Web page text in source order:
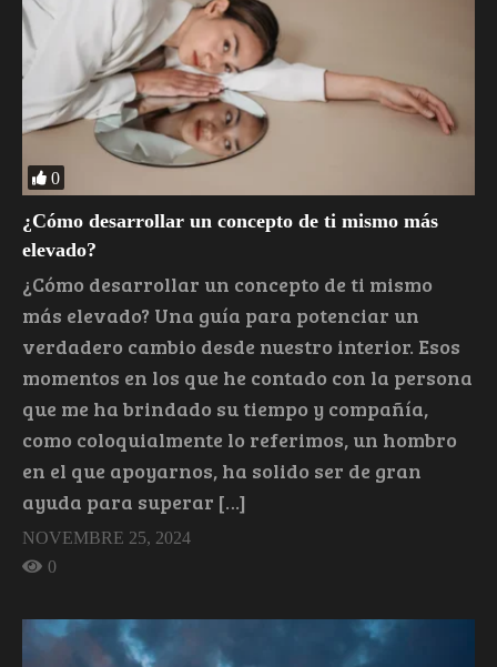
0
¿Cómo desarrollar un concepto de ti mismo más
elevado?
¿Cómo desarrollar un concepto de ti mismo
más elevado? Una guía para potenciar un
verdadero cambio desde nuestro interior. Esos
momentos en los que he contado con la persona
que me ha brindado su tiempo y compañía,
como coloquialmente lo referimos, un hombro
en el que apoyarnos, ha solido ser de gran
ayuda para superar […]
NOVEMBRE 25, 2024
0